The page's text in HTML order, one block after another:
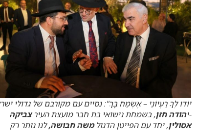
יוֹדוּ לְךָ רַעְיוֹנַי – אֶשְׂמַח בָּךְ": נסיים עם מקורבם של גדולי
-יהודה חזן, בשמחת נישואי בת חבר מועצת העירצביקה
אסולין, יחד עם הפייטן הדגולמשה חבושה,לנו נותר רק